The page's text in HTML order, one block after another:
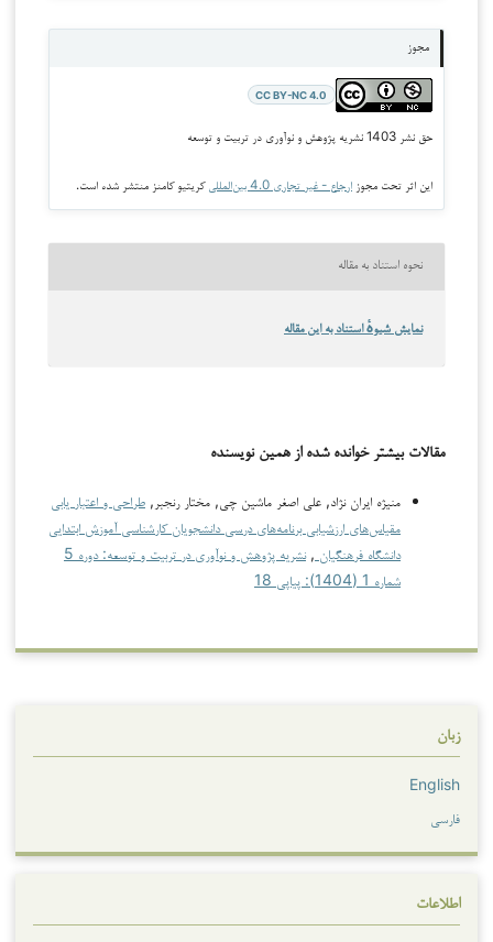
مجوز
CC BY-NC 4.0
حق نشر 1403 نشریه پژوهش و نوآوری در تربیت و توسعه
این اثر تحت مجوز ارجاع - غیر تجاری 4.0 بین‌المللی کریتیو کامنز منتشر شده است.
نحوه استناد به مقاله
نمایش شیوهٔ استناد به این مقاله
مقالات بیشتر خوانده شده از همین نویسنده
منیژه ایران نژاد, علی اصغر ماشین چی, مختار رنجبر, طراحی و اعتبار یابی
مقیاس‌های ارزشیابی برنامه‌های درسی دانشجویان کارشناسی آموزش ابتدایی
دانشگاه فرهنگیان ,
نشریه پژوهش و نوآوری در تربیت و توسعه: دوره 5
شماره 1 (1404): پیاپی 18
زبان
English
فارسی
اطلاعات